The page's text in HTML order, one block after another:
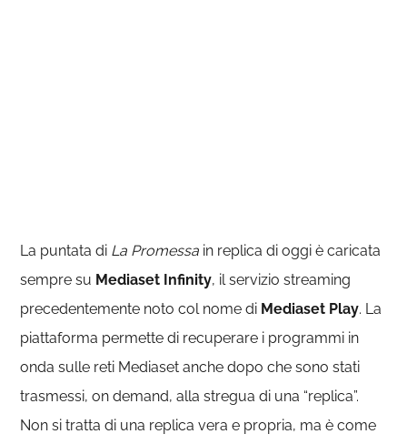
La puntata di La Promessa in replica di oggi è caricata
sempre su Mediaset Infinity, il servizio streaming
precedentemente noto col nome di Mediaset Play. La
piattaforma permette di recuperare i programmi in
onda sulle reti Mediaset anche dopo che sono stati
trasmessi, on demand, alla stregua di una “replica”.
Non si tratta di una replica vera e propria, ma è come